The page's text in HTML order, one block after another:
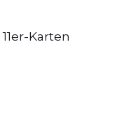
Karten